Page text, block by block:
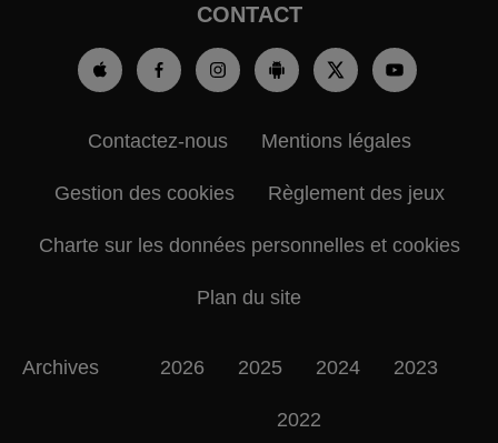
CONTACT
Contactez-nous Mentions légales
Gestion des cookies Règlement des jeux
Charte sur les données personnelles et cookies
Plan du site
Archives 2026 2025 2024 2023
2022